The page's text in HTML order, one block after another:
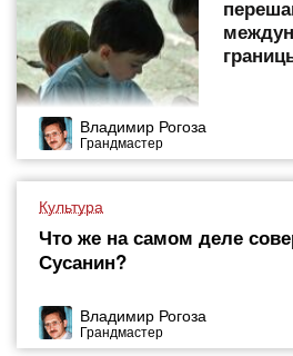
Владимир Рогоза
Грандмастер
Культура
Что же на самом деле
Сусанин?
Владимир Рогоза
Грандмастер